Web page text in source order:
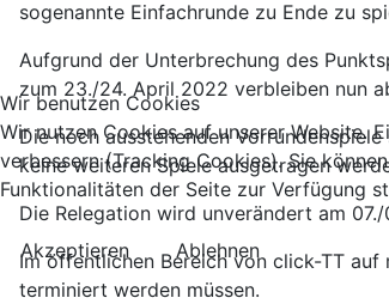
sogenannte Einfachrunde zu Ende zu
Aufgrund der Unterbrechung des
zum 23./24. April 2022 verbleiben nun
Die noch ausstehenden
keine weiteren Spiele ausgetragen
Die Relegation wird unverändert am
Im öffentlichen Bereich von click-TT auf
terminiert werden müssen.
Wir benutzen Cookies
Wir nutzen Cookies auf unserer Website.
verbessern (Tracking Cookies). Sie
Funktionalitäten der Seite zur Verfügung
Akzeptieren Ablehnen